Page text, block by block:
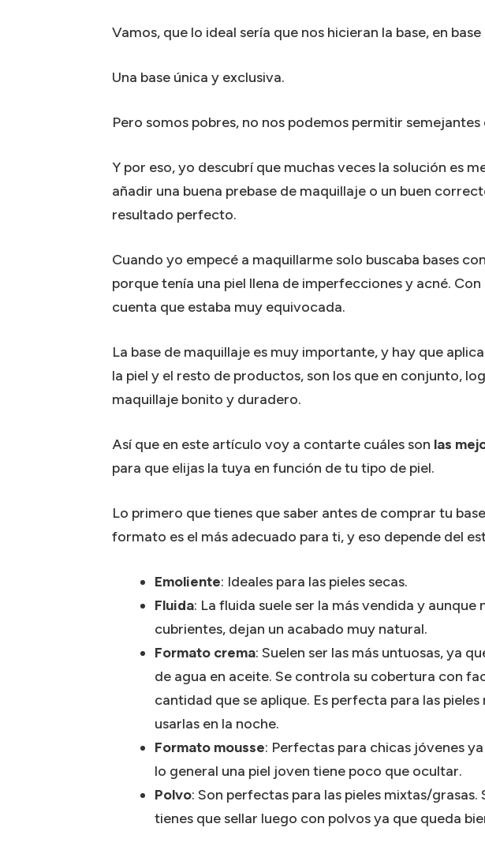
Vamos, que lo ideal sería que nos hicieran la base, en
Una base única y exclusiva.
Pero somos pobres, no nos podemos permitir semejantes
Y por eso, yo descubrí que muchas veces la solución es
añadir una buena prebase de maquillaje o un buen
resultado perfecto.
Cuando yo empecé a maquillarme solo buscaba bases
porque tenía una piel llena de imperfecciones y acné.
cuenta que estaba muy equivocada.
La base de maquillaje es muy importante, y hay que
la piel y el resto de productos, son los que en conjunto,
maquillaje bonito y duradero.
Así que en este artículo voy a contarte cuáles son las
para que elijas la tuya en función de tu tipo de piel.
Lo primero que tienes que saber antes de comprar tu
formato es el más adecuado para ti, y eso depende del
Emoliente: Ideales para las pieles secas.
Fluida: La fluida suele ser la más vendida y aunque
cubrientes, dejan un acabado muy natural.
Formato crema: Suelen ser las más untuosas, ya
de agua en aceite. Se controla su cobertura con
cantidad que se aplique. Es perfecta para las
usarlas en la noche.
Formato mousse: Perfectas para chicas jóvenes
lo general una piel joven tiene poco que ocultar.
Polvo: Son perfectas para las pieles mixtas/
tienes que sellar luego con polvos ya que queda